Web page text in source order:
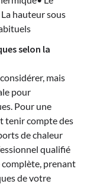
hauteur sous
selon la
mais
pour
Pour une
tenir compte des
de chaleur
qualifié
prenant
de votre